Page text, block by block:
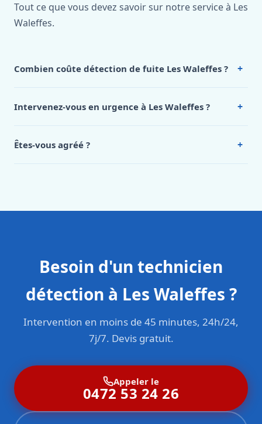
Tout ce que vous devez savoir sur notre service à Les
Waleffes.
Combien coûte détection de fuite Les Waleffes ? +
Waleffes, appelez le 0472 53 24 26.
Intervenez-vous en urgence à Les Waleffes ? +
Êtes-vous agréé ? +
Besoin d'un technicien
détection à Les Waleffes ?
Intervention en moins de 45 minutes, 24h/24,
7j/7. Devis gratuit.
Appeler le
0472 53 24 26